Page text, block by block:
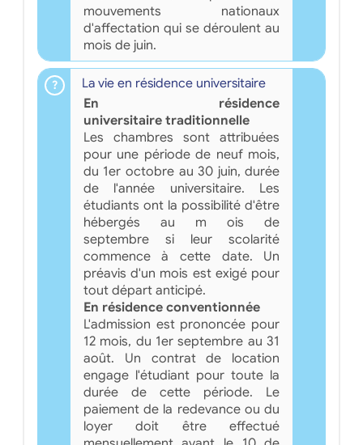
mouvements nationaux
d'affectation qui se déroulent au
mois de juin.
La vie en résidence universitaire
En résidence
universitaire traditionnelle
Les chambres sont attribuées
pour une période de neuf mois,
du 1er octobre au 30 juin, durée
de l'année universitaire. Les
étudiants ont la possibilité d'être
hébergés au m ois de
septembre si leur scolarité
commence à cette date. Un
préavis d'un mois est exigé pour
tout départ anticipé.
En résidence conventionnée
L'admission est prononcée pour
12 mois, du 1er septembre au 31
août. Un contrat de location
engage l'étudiant pour toute la
durée de cette période. Le
paiement de la redevance ou du
loyer doit être effectué